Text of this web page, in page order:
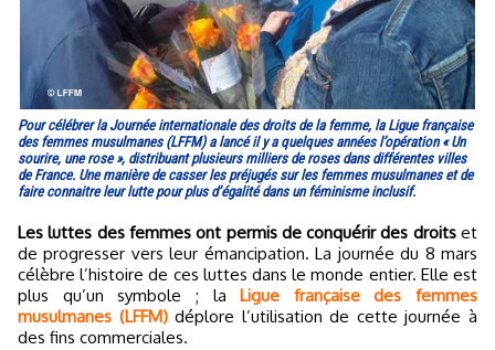
Pour célébrer la Journée internationale des droits de la femme, la Ligue française
des femmes musulmanes (LFFM) a lancé il y a quelques années l’opération « Un
sourire, une rose », distribuant plusieurs milliers de roses dans différentes villes
de France. Une manière de casser les préjugés sur les femmes musulmanes et de
faire connaitre leur lutte pour plus d’égalité dans un féminisme inclusif.
Les luttes des femmes ont permis de conquérir des droits et
de progresser vers leur émancipation. La journée du 8 mars
célèbre l’histoire de ces luttes dans le monde entier. Elle est
plus qu’un symbole ; laLigue française des femmes
musulmanes (LFFM)déplore l’utilisation de cette journée à
des fins commerciales.